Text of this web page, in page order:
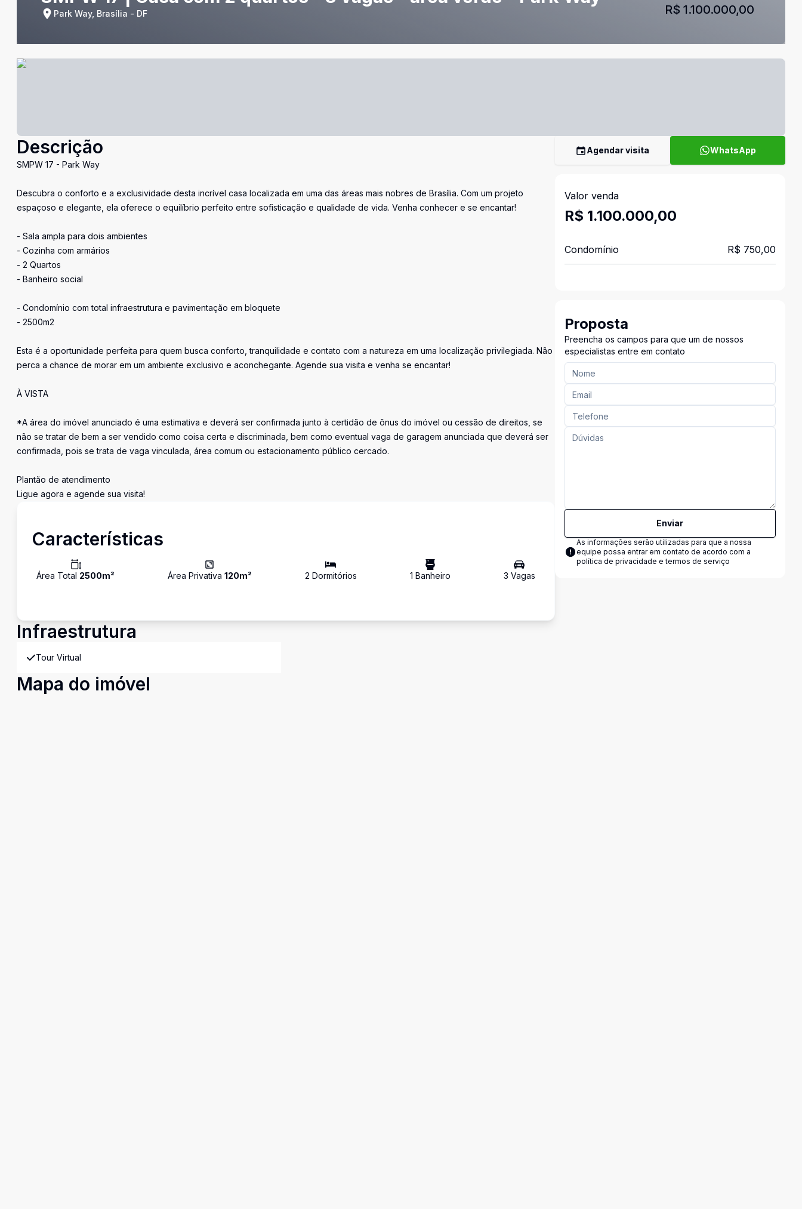
Park Way, Brasília - DF R$ 1.100.000,00
Descrição
SMPW 17 - Park Way
Descubra o conforto e a exclusividade desta incrível casa localizada em uma das áreas mais nobres de Brasília. Com um projeto
espaçoso e elegante, ela oferece o equilíbrio perfeito entre sofisticação e qualidade de vida. Venha conhecer e se encantar!
- Sala ampla para dois ambientes
- Cozinha com armários
- 2 Quartos
- Banheiro social
- Condomínio com total infraestrutura e pavimentação em bloquete
- 2500m2
Esta é a oportunidade perfeita para quem busca conforto, tranquilidade e contato com a natureza em uma localização privilegiada. Não
perca a chance de morar em um ambiente exclusivo e aconchegante. Agende sua visita e venha se encantar!
À VISTA
*A área do imóvel anunciado é uma estimativa e deverá ser confirmada junto à certidão de ônus do imóvel ou cessão de direitos, se
não se tratar de bem a ser vendido como coisa certa e discriminada, bem como eventual vaga de garagem anunciada que deverá ser
confirmada, pois se trata de vaga vinculada, área comum ou estacionamento público cercado.
Plantão de atendimento
Ligue agora e agende sua visita!
Características
Área Total 2500m² Área Privativa 120m² 2 Dormitórios 1 Banheiro 3 Vagas
Infraestrutura
Tour Virtual
Mapa do imóvel
Agendar visita WhatsApp
Valor venda
R$ 1.100.000,00
Condomínio R$ 750,00
Proposta
Preencha os campos para que um de nossos
especialistas entre em contato
Enviar
As informações serão utilizadas para que a nossa
equipe possa entrar em contato de acordo com a
política de privacidade e termos de serviço